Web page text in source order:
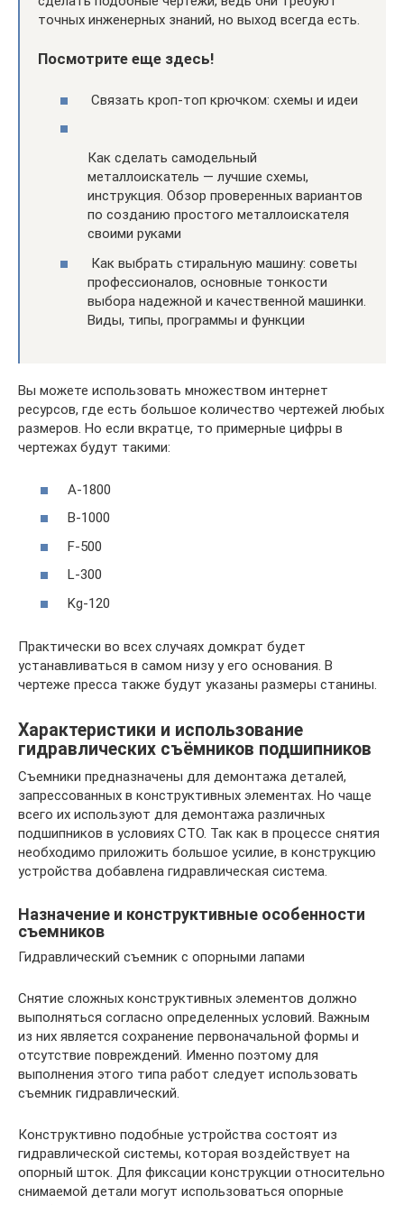
точных инженерных знаний, но выход всегда есть.
Посмотрите еще здесь!
Связать кроп-топ крючком: схемы и идеи
Как сделать самодельный
металлоискатель — лучшие схемы,
инструкция. Обзор проверенных вариантов
по созданию простого металлоискателя
своими руками
Как выбрать стиральную машину: советы
профессионалов, основные тонкости
выбора надежной и качественной машинки.
Виды, типы, программы и функции
Вы можете использовать множеством интернет
ресурсов, где есть большое количество чертежей любых
размеров. Но если вкратце, то примерные цифры в
чертежах будут такими:
А-1800
В-1000
F-500
L-300
Kg-120
Практически во всех случаях домкрат будет
устанавливаться в самом низу у его основания. В
чертеже пресса также будут указаны размеры станины.
Характеристики и использование
гидравлических съёмников подшипников
Съемники предназначены для демонтажа деталей,
запрессованных в конструктивных элементах. Но чаще
всего их используют для демонтажа различных
подшипников в условиях СТО. Так как в процессе снятия
необходимо приложить большое усилие, в конструкцию
устройства добавлена гидравлическая система.
Назначение и конструктивные особенности
съемников
Гидравлический съемник с опорными лапами
Снятие сложных конструктивных элементов должно
выполняться согласно определенных условий. Важным
из них является сохранение первоначальной формы и
отсутствие повреждений. Именно поэтому для
выполнения этого типа работ следует использовать
съемник гидравлический.
Конструктивно подобные устройства состоят из
гидравлической системы, которая воздействует на
опорный шток. Для фиксации конструкции относительно
снимаемой детали могут использоваться опорные